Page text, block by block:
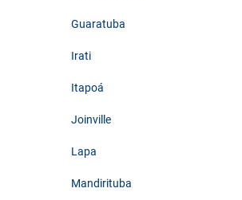
Guaratuba
Irati
Itapoá
Joinville
Lapa
Mandirituba